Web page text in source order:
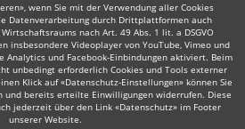
wenn Sie mit der Verwendung aller Cookies
Datenverarbeitung durch Drittplattformen auch
nach Art. 49 Abs. 1 lit. a DSGVO
insbesondere Videoplayer von YouTube, Vimeo und
Analytics und Facebook-Einbindungen aktiviert. Beim
unbedingt erforderlich Cookies und Tools externer
Klick auf «Datenschutz-Einstellungen» können Sie
bereits erteilte Einwilligungen widerrufen. Diese
jederzeit über den Link «Datenschutz» im Footer
unserer Website.